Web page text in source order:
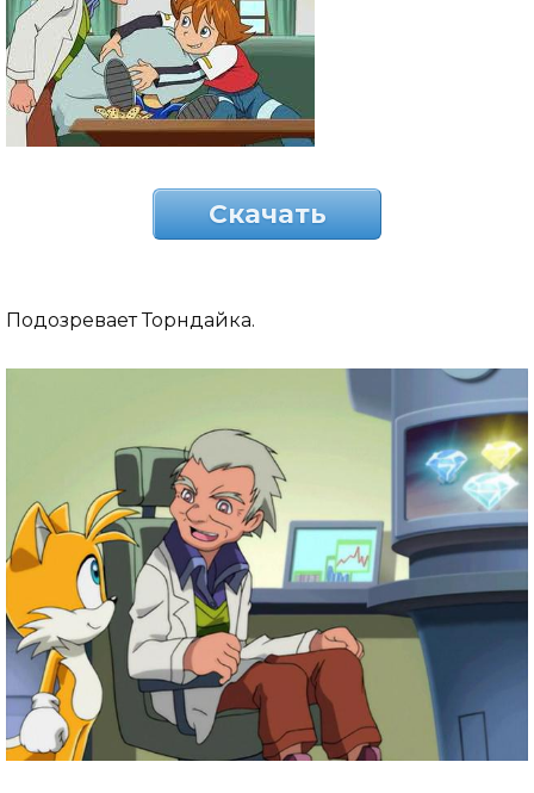
Скачать
Подозревает Торндайка.